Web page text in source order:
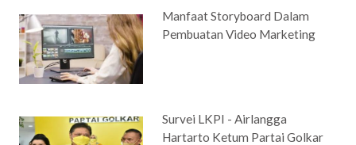
Manfaat Storyboard Dalam
Pembuatan Video Marketing
Survei LKPI - Airlangga
Hartarto Ketum Partai Golkar